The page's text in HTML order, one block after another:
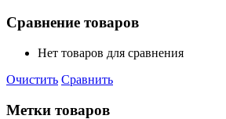
Сравнение товаров
Нет товаров для сравнения
Очистить Сравнить
Метки товаров